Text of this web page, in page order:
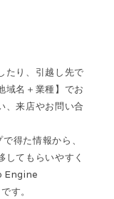
たり、引越し先で
域名＋業種】でお
、来店やお問い合
得た情報から、
てもらいやすく
Engine
す。